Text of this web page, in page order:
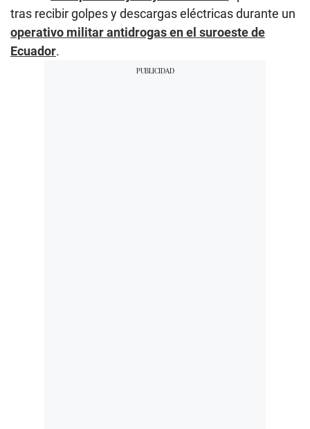
tras recibir golpes y descargas eléctricas durante un
operativo militar antidrogas en el suroeste de
Ecuador.